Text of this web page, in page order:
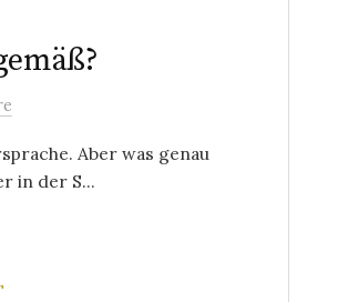
Aber was genau
in der S...